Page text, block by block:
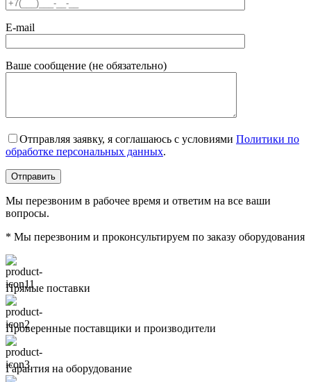
E-mail
Ваше сообщение (не обязательно)
Отправляя заявку, я соглашаюсь с условиями Политики по
обработке персональных данных.
Мы перезвоним в рабочее время и ответим на все ваши
вопросы.
* Мы перезвоним и проконсультируем по заказу оборудования
Прямые поставки
Проверенные поставщики и производители
Гарантия на оборудование